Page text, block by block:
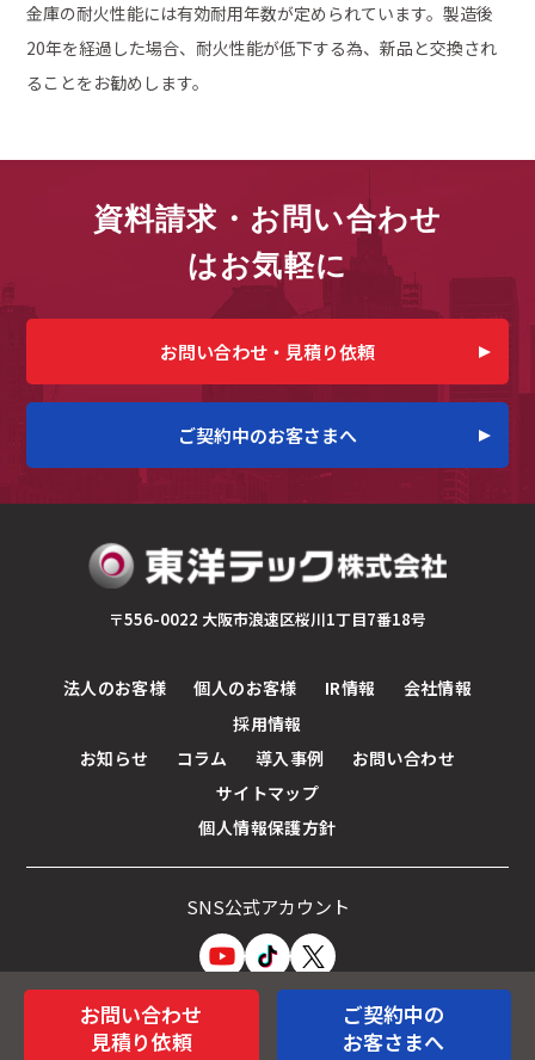
お問い合わせ
見積り依頼
ご契約中の
お客さまへ
金庫の耐火性能には有効耐用年数が定められています。製造後
20年を経過した場合、耐火性能が低下する為、新品と交換され
ることをお勧めします。
資料請求・お問い合わせ
はお気軽に
お問い合わせ・見積り依頼
ご契約中のお客さまへ
〒556-0022 大阪市浪速区桜川1丁目7番18号
法人のお客様 個人のお客様 IR情報
会社情報
採用情報
お知らせ
コラム 導入事例
お問い合わせ
サイトマップ
個人情報保護方針
SNS公式アカウント